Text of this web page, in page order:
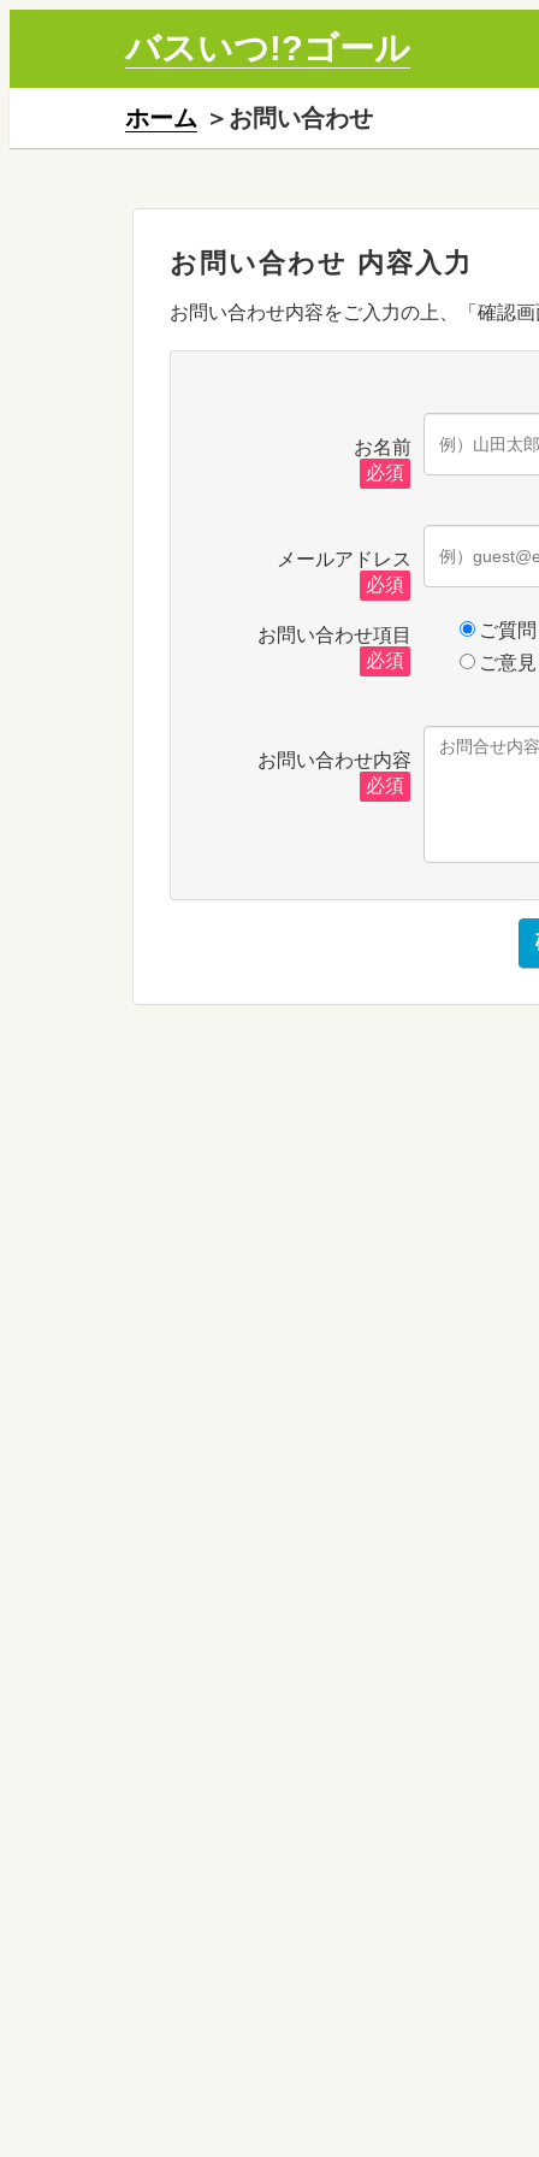
バスいつ!?ゴール
ホーム ＞お問い合わせ
お問い合わせ 内容入力
お問い合わせ内容をご入力の上、「確認
お名前
必須
メールアドレス
必須
お問い合わせ項目
必須
ご質
ご意
お問い合わせ内容
必須